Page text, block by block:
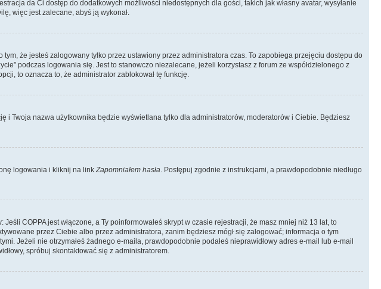
da Ci dostęp do dodatkowych możliwości niedostępnych dla gości, takich jak własny avatar, wysyłanie
więc jest zalecane, abyś ją wykonał.
że jesteś zalogowany tylko przez ustawiony przez administratora czas. To zapobiega przejęciu dostępu do
podczas logowania się. Jest to stanowczo niezalecane, jeżeli korzystasz z forum ze współdzielonego z
to oznacza to, że administrator zablokował tę funkcję.
i Twoja nazwa użytkownika będzie wyświetlana tylko dla administratorów, moderatorów i Ciebie. Będziesz
logowania i kliknij na linkZapomniałem hasła. Postępuj zgodnie z instrukcjami, a prawdopodobnie niedługo
COPPA jest włączone, a Ty poinformowałeś skrypt w czasie rejestracji, że masz mniej niż 13 lat, to
przez Ciebie albo przez administratora, zanim będziesz mógł się zalogować; informacja o tym
Jeżeli nie otrzymałeś żadnego e-maila, prawdopodobnie podałeś nieprawidłowy adres e-mail lub e-mail
spróbuj skontaktować się z administratorem.